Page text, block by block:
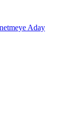
Aday